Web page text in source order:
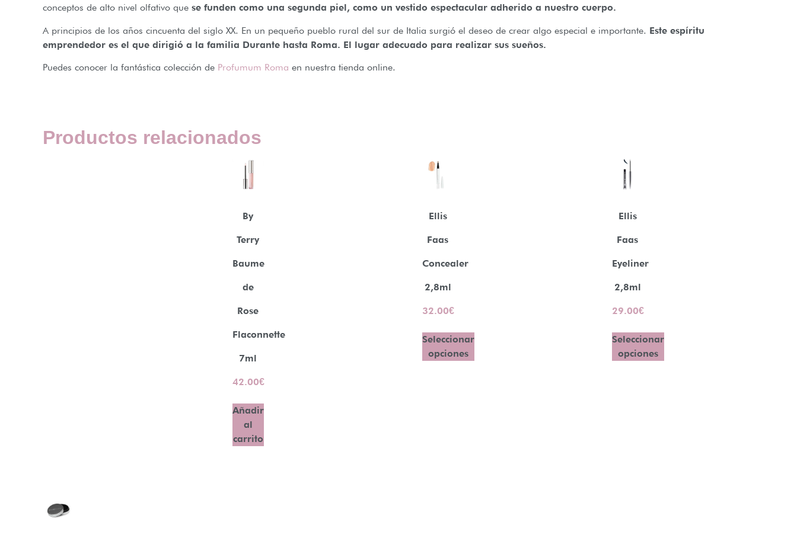
conceptos de alto nivel olfativo que se funden como una segunda piel, como un vestido espectacular adherido a nuestro cuerpo.
A principios de los años cincuenta del siglo XX. En un pequeño pueblo rural del sur de Italia surgió el deseo de crear algo especial e importante. Este espíritu
emprendedor es el que dirigió a la familia Durante hasta Roma. El lugar adecuado para realizar sus sueños.
Puedes conocer la fantástica colección de Profumum Roma en nuestra tienda online.
Productos relacionados
By
Terry
Baume
de
Rose
Flaconnette
7ml
42.00€
Añadir
al
carrito
Ellis
Faas
Concealer
2,8ml
32.00€
Seleccionar
opciones
Ellis
Faas
Eyeliner
2,8ml
29.00€
Seleccionar
opciones